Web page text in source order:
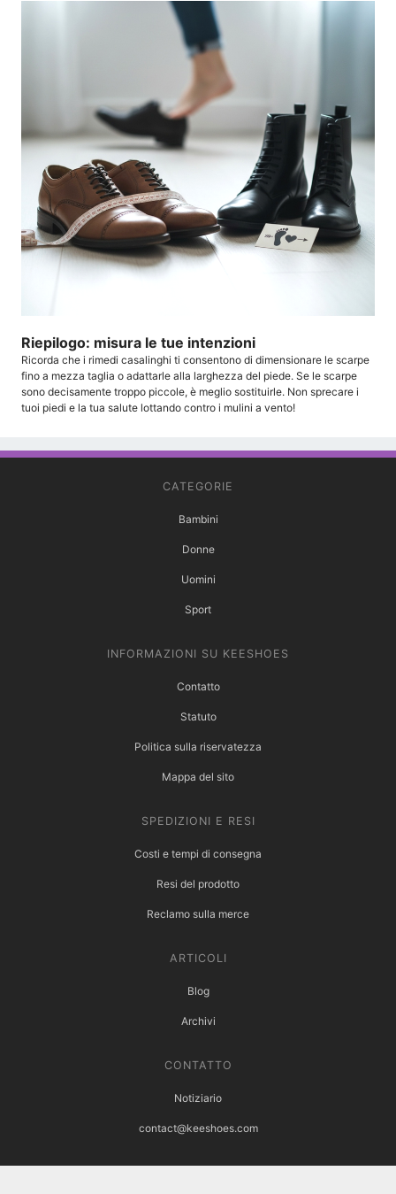
Riepilogo: misura le tue intenzioni
Ricorda che i rimedi casalinghi ti consentono di dimensionare le scarpe
fino a mezza taglia o adattarle alla larghezza del piede. Se le scarpe
sono decisamente troppo piccole, è meglio sostituirle. Non sprecare i
tuoi piedi e la tua salute lottando contro i mulini a vento!
CATEGORIE
Bambini
Donne
Uomini
Sport
INFORMAZIONI SU KEESHOES
Contatto
Statuto
Politica sulla riservatezza
Mappa del sito
SPEDIZIONI E RESI
Costi e tempi di consegna
Resi del prodotto
Reclamo sulla merce
ARTICOLI
Blog
Archivi
CONTATTO
Notiziario
contact@keeshoes.com